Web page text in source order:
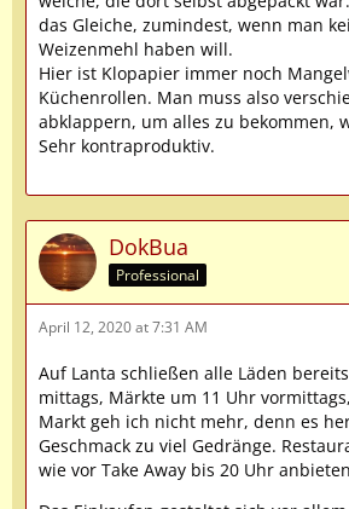
das Gleiche, zumindest, wenn man
Weizenmehl haben will.
Hier ist Klopapier immer noch
Küchenrollen. Man muss also
abklappern, um alles zu bekommen,
Sehr kontraproduktiv.
DokBua
Professional
April 12, 2020 at 7:31 AM
Auf Lanta schließen alle Läden
mittags, Märkte um 11 Uhr
Markt geh ich nicht mehr, denn es
Geschmack zu viel Gedränge.
wie vor Take Away bis 20 Uhr